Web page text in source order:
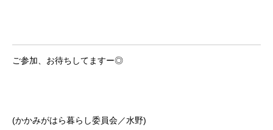
ご参加、お待ちしてますー◎
(かかみがはら暮らし委員会／水野)